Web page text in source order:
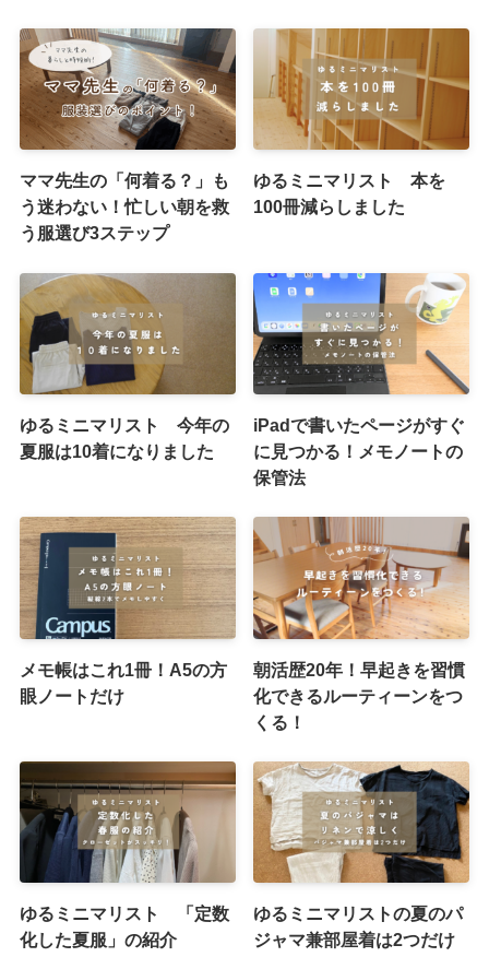
ママ先生の「何着る？」も
う迷わない！忙しい朝を救
う服選び3ステップ
ゆるミニマリスト 本を
100冊減らしました
ゆるミニマリスト 今年の
夏服は10着になりました
iPadで書いたページがすぐ
に見つかる！メモノートの
保管法
メモ帳はこれ1冊！A5の方
眼ノートだけ
朝活歴20年！早起きを習慣
化できるルーティーンをつ
くる！
ゆるミニマリスト 「定数
化した夏服」の紹介
ゆるミニマリストの夏のパ
ジャマ兼部屋着は2つだけ